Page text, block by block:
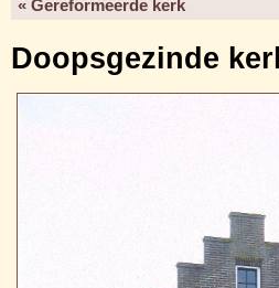
« Gereformeerde kerk
Doopsgezinde